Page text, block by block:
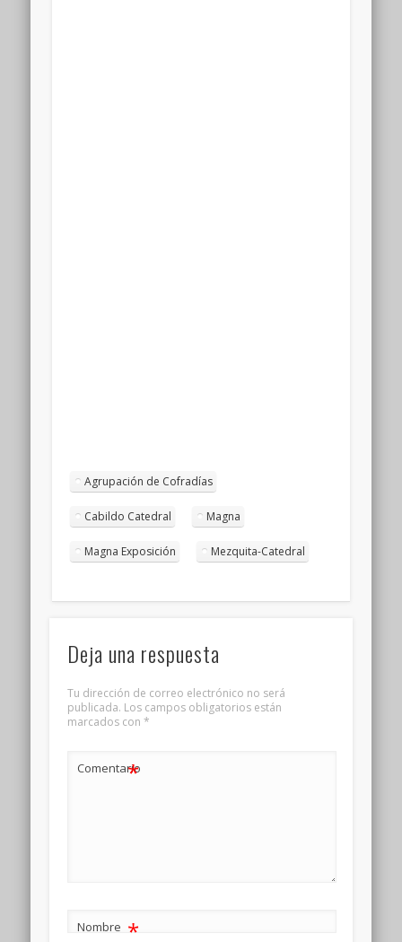
Agrupación de Cofradías
Cabildo Catedral Magna
Magna Exposición Mezquita-Catedral
Deja una respuesta
Tu dirección de correo electrónico no será
publicada. Los campos obligatorios están
marcados con *
Comentario
*
Nombre *